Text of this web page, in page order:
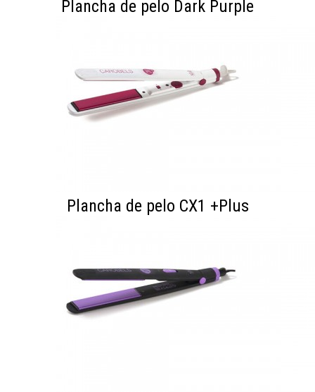
Plancha de pelo Dark Purple
Plancha de pelo CX1 +Plus